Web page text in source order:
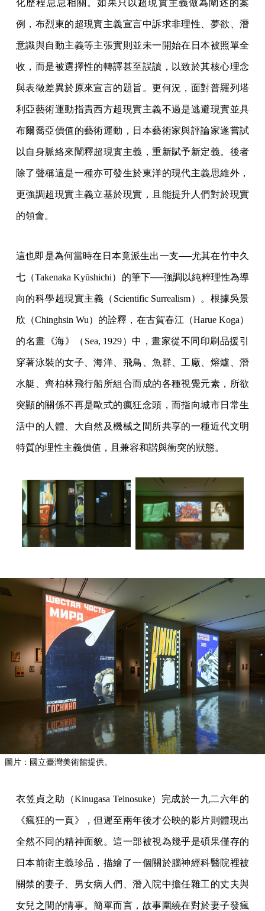
化歷程息息相關。如果只以超現實主義做為闡述的案
例，布烈東的超現實主義宣言中訴求非理性、夢欲、潛
意識與自動主義等主張實則並未一開始在日本被照單全
收，而是被選擇性的轉譯甚至誤讀，以致於其核心理念
與表徵差異於原來宣言的題旨。更何況，面對普羅列塔
利亞藝術運動指責西方超現實主義不過是逃避現實並具
布爾喬亞價值的藝術運動，日本藝術家與評論家遂嘗試
以自身脈絡來闡釋超現實主義，重新賦予新定義。後者
除了聲稱這是一種亦可發生於東洋的現代主義思維外，
更強調超現實主義立基於現實，且能提升人們對於現實
的領會。
這也即是為何當時在日本竟派生出一支──尤其在竹中久
七（Takenaka Kyūshichi）的筆下──強調以純粹理性為導
向的科學超現實主義（Scientific Surrealism）。根據吳景
欣（Chinghsin Wu）的詮釋，在古賀春江（Harue Koga）
的名畫《海》（Sea, 1929）中，畫家從不同印刷品援引
穿著泳裝的女子、海洋、飛鳥、魚群、工廠、熔爐、潛
水艇、齊柏林飛行船所組合而成的各種視覺元素，所欲
突顯的關係不再是歐式的瘋狂念頭，而指向城市日常生
活中的人體、大自然及機械之間所共享的一種近代文明
特質的理性主義價值，且兼容和諧與衝突的狀態。
圖片：國立臺灣美術館提供。
衣笠貞之助（Kinugasa Teinosuke）完成於一九二六年的
《瘋狂的一頁》，但遲至兩年後才公映的影片則體現出
全然不同的精神面貌。這一部被視為幾乎是碩果僅存的
日本前衛主義珍品，描繪了一個關於腦神經科醫院裡被
關禁的妻子、男女病人們、潛入院中擔任雜工的丈夫與
女兒之間的情事。簡單而言，故事圍繞在對於妻子發瘋